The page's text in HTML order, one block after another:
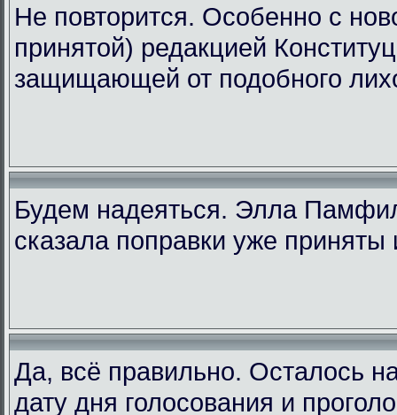
Не повторится. Особенно с
принятой) редакцией
защищающей от подобного
Будем надеяться. Элла
сказала поправки уже
Да, всё правильно. Осталось
дату дня голосования и